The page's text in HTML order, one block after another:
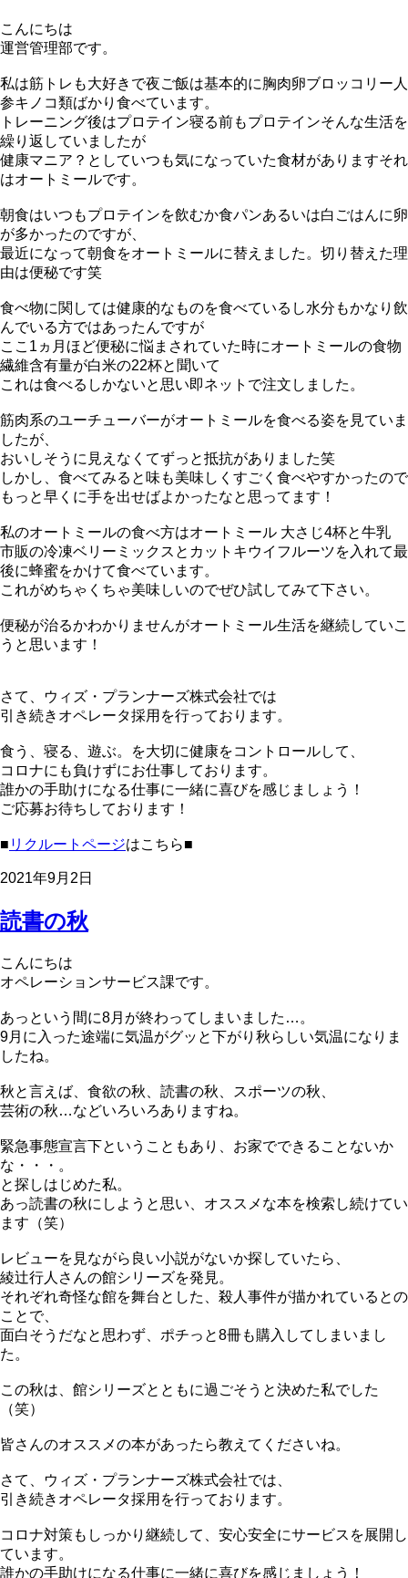
こんにちは
運営管理部です。
私は筋トレも大好きで夜ご飯は基本的に胸肉卵ブロッコリー人
参キノコ類ばかり食べています。
トレーニング後はプロテイン寝る前もプロテインそんな生活を
繰り返していましたが
健康マニア？としていつも気になっていた食材がありますそれ
はオートミールです。
朝食はいつもプロテインを飲むか食パンあるいは白ごはんに卵
が多かったのですが、
最近になって朝食をオートミールに替えました。切り替えた理
由は便秘です笑
食べ物に関しては健康的なものを食べているし水分もかなり飲
んでいる方ではあったんですが
ここ1ヵ月ほど便秘に悩まされていた時にオートミールの食物
繊維含有量が白米の22杯と聞いて
これは食べるしかないと思い即ネットで注文しました。
筋肉系のユーチューバーがオートミールを食べる姿を見ていま
したが、
おいしそうに見えなくてずっと抵抗がありました笑
しかし、食べてみると味も美味しくすごく食べやすかったので
もっと早くに手を出せばよかったなと思ってます！
私のオートミールの食べ方はオートミール 大さじ4杯と牛乳
市販の冷凍ベリーミックスとカットキウイフルーツを入れて最
後に蜂蜜をかけて食べています。
これがめちゃくちゃ美味しいのでぜひ試してみて下さい。
便秘が治るかわかりませんがオートミール生活を継続していこ
うと思います！
さて、ウィズ・プランナーズ株式会社では
引き続きオペレータ採用を行っております。
食う、寝る、遊ぶ。を大切に健康をコントロールして、
コロナにも負けずにお仕事しております。
誰かの手助けになる仕事に一緒に喜びを感じましょう！
ご応募お待ちしております！
■ リクルートページはこちら■
2021年9月2日
読書の秋
こんにちは
オペレーションサービス課です。
あっという間に8月が終わってしまいました…。
9月に入った途端に気温がグッと下がり秋らしい気温になりま
したね。
秋と言えば、食欲の秋、読書の秋、スポーツの秋、
芸術の秋…などいろいろありますね。
緊急事態宣言下ということもあり、お家でできることないか
な・・・。
と探しはじめた私。
あっ読書の秋にしようと思い、オススメな本を検索し続けてい
ます（笑）
レビューを見ながら良い小説がないか探していたら、
綾辻行人さんの館シリーズを発見。
それぞれ奇怪な館を舞台とした、殺人事件が描かれているとの
ことで、
面白そうだなと思わず、ポチっと8冊も購入してしまいまし
た。
この秋は、館シリーズとともに過ごそうと決めた私でした
（笑）
皆さんのオススメの本があったら教えてくださいね。
さて、ウィズ・プランナーズ株式会社では、
引き続きオペレータ採用を行っております。
コロナ対策もしっかり継続して、安心安全にサービスを展開し
ています。
誰かの手助けになる仕事に一緒に喜びを感じましょう！